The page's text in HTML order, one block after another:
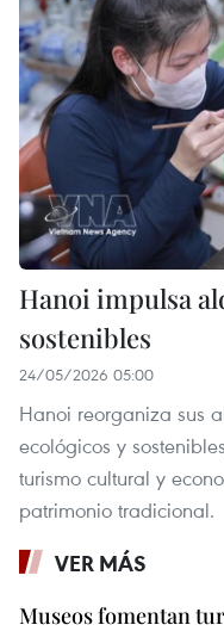
Hanoi impulsa
sostenibles
24/05/2026 05:00
Hanoi reorganiza sus
ecológicos y
turismo cultural y
patrimonio tradicional.
VER MÁS
Museos fomentan